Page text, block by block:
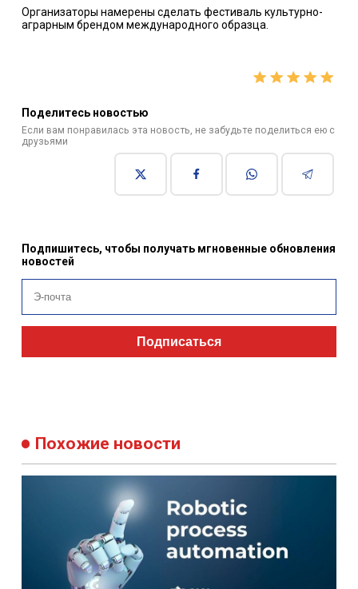
Организаторы намерены сделать фестиваль культурно-
аграрным брендом международного образца.
Поделитесь новостью
Если вам понравилась эта новость, не забудьте поделиться ею с
друзьями
Подпишитесь, чтобы получать мгновенные обновления
новостей
Подписаться
Похожие новости